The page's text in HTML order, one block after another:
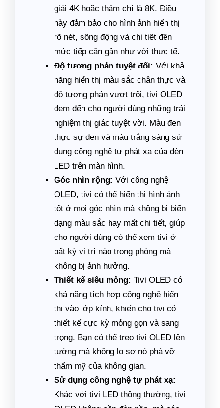
giải 4K hoặc thậm chí là 8K. Điều
này đảm bảo cho hình ảnh hiển thị
rõ nét, sống động và chi tiết đến
mức tiếp cận gần như với thực tế.
Độ tương phản tuyệt đối: Với khả
năng hiển thị màu sắc chân thực và
độ tương phản vượt trội, tivi OLED
đem đến cho người dùng những trải
nghiệm thị giác tuyệt vời. Màu đen
thực sự đen và màu trắng sáng sử
dụng công nghệ tự phát xạ của đèn
LED trên màn hình.
Góc nhìn rộng: Với công nghệ
OLED, tivi có thể hiển thị hình ảnh
tốt ở mọi góc nhìn mà không bị biến
dạng màu sắc hay mất chi tiết, giúp
cho người dùng có thể xem tivi ở
bất kỳ vị trí nào trong phòng mà
không bị ảnh hưởng.
Thiết kế siêu mỏng: Tivi OLED có
khả năng tích hợp công nghệ hiển
thị vào lớp kính, khiến cho tivi có
thiết kế cực kỳ mỏng gọn và sang
trọng. Bạn có thể treo tivi OLED lên
tường mà không lo sợ nó phá vỡ
thẩm mỹ của không gian.
Sử dụng công nghệ tự phát xạ:
Khác với tivi LED thông thường, tivi